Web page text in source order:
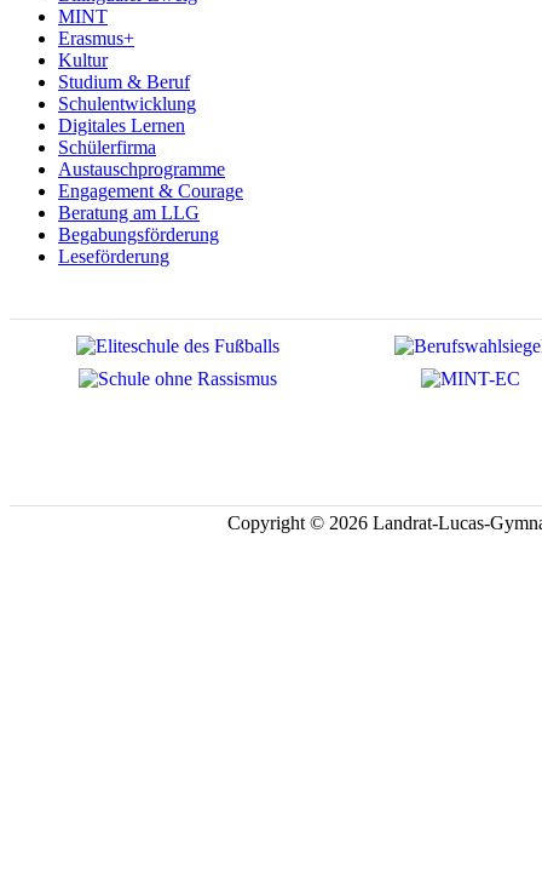
MINT
Erasmus+
Kultur
Studium & Beruf
Schulentwicklung
Digitales Lernen
Schülerfirma
Austauschprogramme
Engagement & Courage
Beratung am LLG
Begabungsförderung
Leseförderung
Copyright © 2026 Landrat-Lucas-